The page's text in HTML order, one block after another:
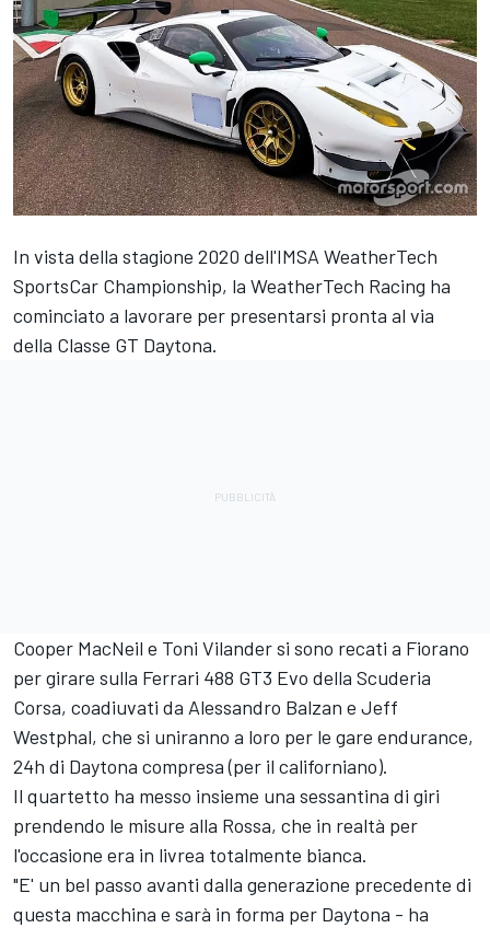
In vista della stagione 2020 dell'IMSA WeatherTech
SportsCar Championship, la WeatherTech Racing ha
cominciato a lavorare per presentarsi pronta al via
della Classe GT Daytona.
Cooper MacNeil e Toni Vilander si sono recati a Fiorano
per girare sulla Ferrari 488 GT3 Evo della Scuderia
Corsa, coadiuvati da Alessandro Balzan e Jeff
Westphal, che si uniranno a loro per le gare endurance,
24h di Daytona compresa (per il californiano).
Il quartetto ha messo insieme una sessantina di giri
prendendo le misure alla Rossa, che in realtà per
l'occasione era in livrea totalmente bianca.
"E' un bel passo avanti dalla generazione precedente di
questa macchina e sarà in forma per Daytona - ha